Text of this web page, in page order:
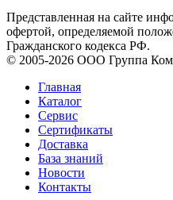
Представленная на сайте
офертой, определяемой
Гражданского кодекса РФ.
© 2005-2026 ООО Группа
Главная
Каталог
Сервис
Сертификаты
Доставка
База знаний
Новости
Контакты